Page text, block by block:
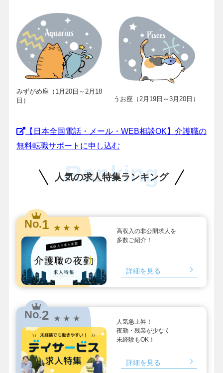
みずがめ座（1月20日～2月18
日）
うお座（2月19日～3月20日）
【日本全国電話・メール・WEB相談OK】介護職の
無料転職サポートに申し込む
人気の求人特集ランキング
Ranking
No.1 ★ ★ ★
高収入の非公開求人を
多数ご紹介！
詳細を見る
No.2 ★ ★ ★
人気急上昇！
夜勤・残業が少なく
未経験もOK！
詳細を見る